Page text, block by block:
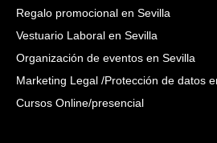
Regalo promocional en Sevilla
Vestuario Laboral en Sevilla
Organización de eventos en Sevilla
Marketing Legal /Protección de datos
Cursos Online/presencial